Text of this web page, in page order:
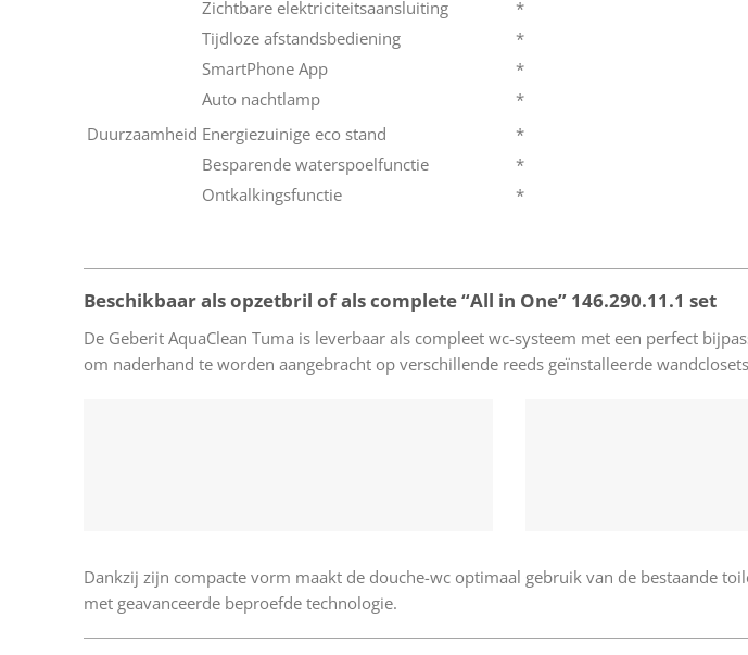
Zichtbare elektriciteitsaansluiting
*
Tijdloze afstandsbediening
*
SmartPhone App
*
Auto nachtlamp
*
Duurzaamheid Energiezuinige eco stand
*
Besparende waterspoelfunctie
*
Ontkalkingsfunctie
*
Beschikbaar als opzetbril of als complete “All in One” 146.290.11.1 set
De Geberit AquaClean Tuma is leverbaar als compleet wc-systeem met een perfect
om naderhand te worden aangebracht op verschillende reeds geïnstalleerde
Dankzij zijn compacte vorm maakt de douche-wc optimaal gebruik van de bestaande
met geavanceerde beproefde technologie.